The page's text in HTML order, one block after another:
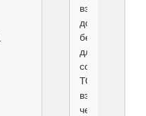
взять
дорожку
беговую
для
собак.
ТОчнее
взять
человеческую,